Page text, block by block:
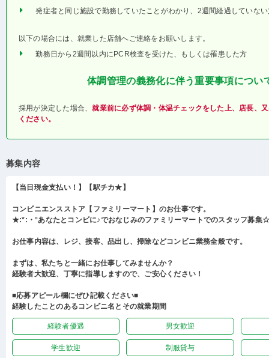
発症者と同じ施設で勤務していたことがわかり、2週間経過していな
以下の場合には、就業した店舗へご連絡をお願いします。
勤務日から2週間以内にPCR検査を受けた、もしくは罹患した方
体調管理の義務化に伴う重要事項につい
採用が決定した場合、就業前に必ず体調・体温チェックをした上、店長、
ください。
募集内容
【当日現金支払い！】【駅チカ★】
コンビニエンスストア【ファミリーマート】のお仕事です。
★:*:・°あなたとコンビに♪でおなじみのファミリーマートでのスタッフ募集
お仕事内容は、レジ、接客、品出し、掃除などコンビニ業務全般です。
まずは、私たちと一緒にお仕事してみませんか？
経験者大歓迎、丁寧に指導しますので、ご安心ください！
■応募アピール欄にぜひ記載ください■
経験したことのあるコンビニ名とその就業期間
経験者優遇 男女歓迎
学生歓迎 制服貸与